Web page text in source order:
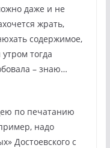
даже и не
жрать,
содержимое,
тогда
– знаю…
по печатанию
надо
Достоевского с